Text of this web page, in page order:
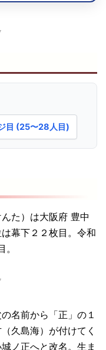
目 (25〜28人目)
た）は大阪府 豊中
幕下２２枚目。令和
名前から「正」の１
久島海）が付けてく
ノ正へと改名。生ま